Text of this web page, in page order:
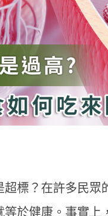
標？在許多民
於健康。事實